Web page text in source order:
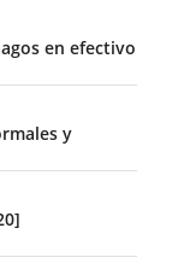
en efectivo
y